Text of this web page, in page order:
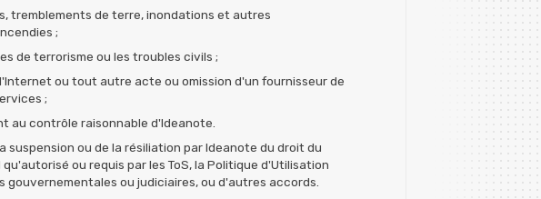
tremblements de terre, inondations et autres
;
de terrorisme ou les troubles civils ;
ou tout autre acte ou omission d'un fournisseur de
;
au contrôle raisonnable d'Ideanote.
suspension ou de la résiliation par Ideanote du droit du
ou requis par les ToS, la Politique d'Utilisation
gouvernementales ou judiciaires, ou d'autres accords.